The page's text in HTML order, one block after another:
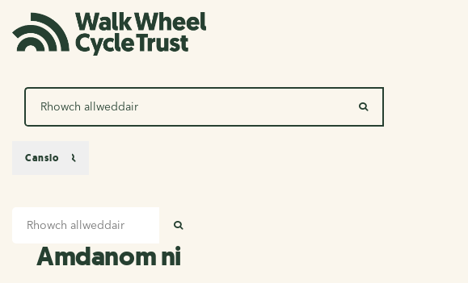
SEARCH
Chwilio
Amdanom ni
Amdanom ni
Canslo